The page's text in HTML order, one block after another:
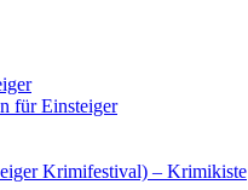
für Einsteiger
Krimifestival) – Krimikiste